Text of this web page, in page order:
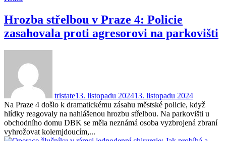
Hrozba střelbou v Praze 4: Policie
zasahovala proti agresorovi na parkovišti
tristate13. listopadu 202413. listopadu 2024
Na Praze 4 došlo k dramatickému zásahu městské policie, když
hlídky reagovaly na nahlášenou hrozbu střelbou. Na parkovišti u
obchodního domu DBK se měla neznámá osoba vyzbrojená zbraní
vyhrožovat kolemjdoucím,...